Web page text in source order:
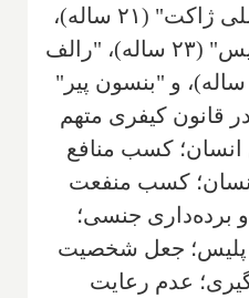
نام‌های "کارلنز جان اسلی ژاکت" (۲۱ ساله)،
"کارل هنری زامور-لوئیس" (۲۳ ساله)، "رالف
مارک لورن آندره" (۲۳ ساله)، و "بنسون پیر"
به ۴۳ جرم در قانون کیفری متهم
انسان؛ کسب منافع
کسب منفعت
برده‌داری جنسی؛
پلیس؛ جعل شخصیت
عدم رعایت